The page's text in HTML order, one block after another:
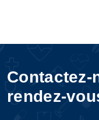
rendez-